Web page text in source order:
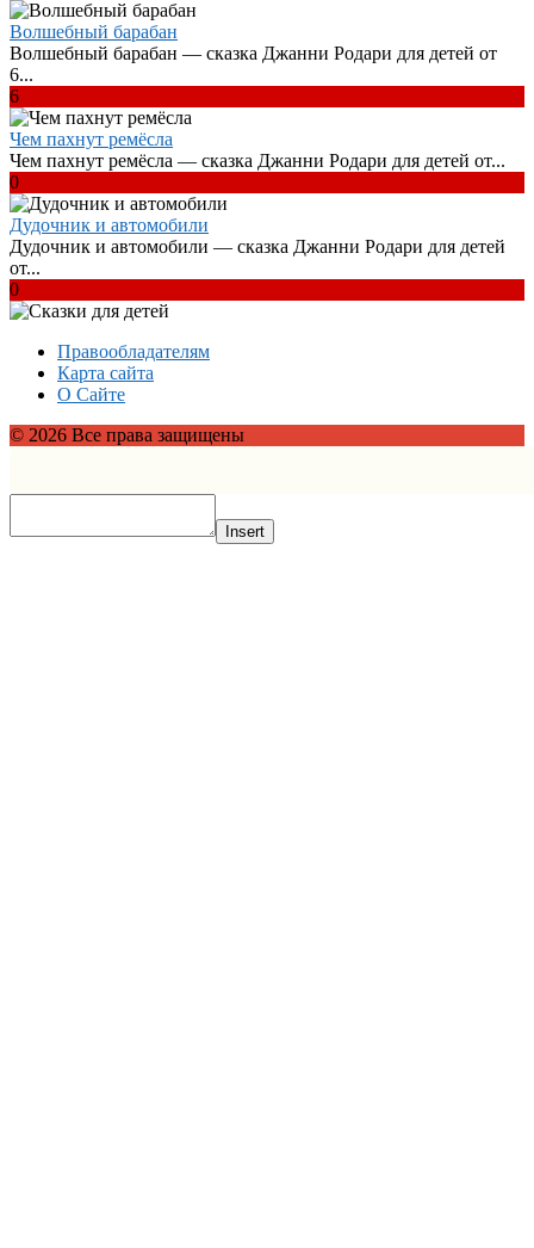
Волшебный барабан
Волшебный барабан — сказка Джанни Родари для детей от
6...
6
Чем пахнут ремёсла
Чем пахнут ремёсла — сказка Джанни Родари для детей от...
0
Дудочник и автомобили
Дудочник и автомобили — сказка Джанни Родари для детей
от...
0
Правообладателям
Карта сайта
О Сайте
© 2026 Все права защищены
Insert